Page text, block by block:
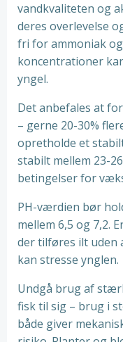
vandkvaliteten og
deres overlevelse
fri for ammoniak
koncentrationer
yngel.
Det anbefales at
– gerne 20-30%
opretholde et
stabilt mellem 23-
betingelser for
PH-værdien bør
mellem 6,5 og 7,2.
der tilføres ilt uden
kan stresse ynglen.
Undgå brug af
fisk til sig – brug i
både giver